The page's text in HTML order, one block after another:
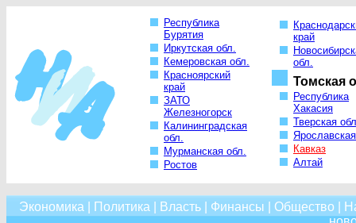
Республика
Бурятия
Иркутская обл.
Кемеровская обл.
Красноярский
край
ЗАТО
Железногорск
Калининградская
обл.
Мурманская обл.
Ростов
край
обл.
Томская
Республика
Хакасия
Тверская
Кавказ
Алтай
Экономика Политика Власть| Финансы Общество